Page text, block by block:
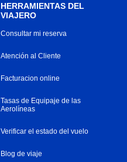
HERRAMIENTAS DEL
VIAJERO
Consultar mi reserva
Atención al Cliente
Facturacion online
Tasas de Equipaje de las
Aerolíneas
Verificar el estado del vuelo
Blog de viaje